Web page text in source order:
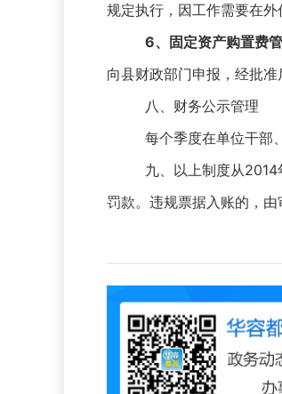
规定执行，因工作需要在外
6、固定资产购置费管
向县财政部门申报，经批
八、财务公示管理
每个季度在单位干部
九、以上制度从
罚款。违规票据入账的，由